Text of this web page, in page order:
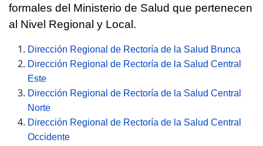
formales del Ministerio de Salud que pertenecen
al Nivel Regional y Local.
Dirección Regional de Rectoría de la Salud Brunca
Dirección Regional de Rectoría de la Salud Central
Este
Dirección Regional de Rectoría de la Salud Central
Norte
Dirección Regional de Rectoría de la Salud Central
Occidente